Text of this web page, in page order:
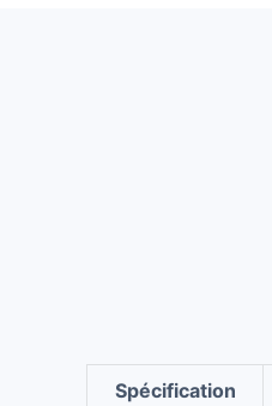
Spécification